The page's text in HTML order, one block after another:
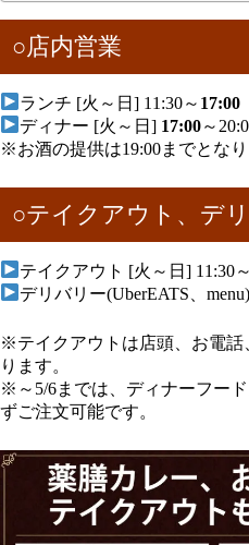
○店内営業
ランチ [火～日] 11:30～ 17:00
ディナー [火～日] 17:00～
※お酒の提供は19:00までとなり
○テイクアウト、デ
テイクアウト [火～日] 11:30
デリバリー(UberEATS、
※テイクアウトは店頭、お電話
ります。
※～5/6までは、ディナーフー
ずご注文可能です。